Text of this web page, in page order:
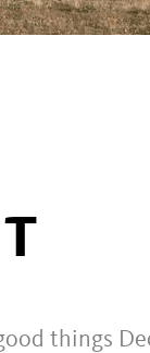
things